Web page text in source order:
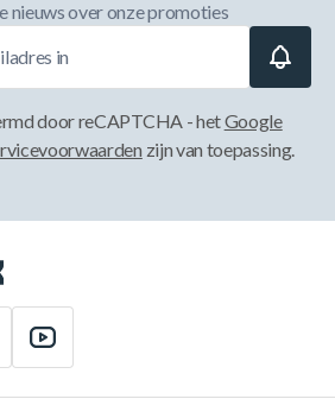
nieuws over onze promoties
door reCAPTCHA - hetGoogle
zijn van toepassing.